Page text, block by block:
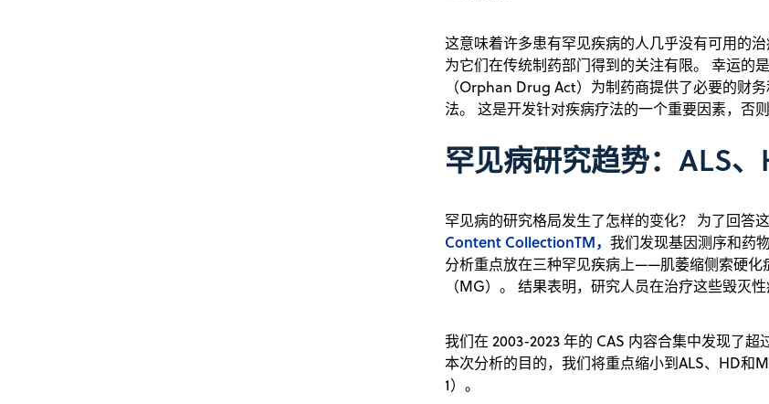
这意味着许多患有罕见疾病的人几乎没有可用的
为它们在传统制药部门得到的关注有限。 幸运的
（Orphan Drug Act）为制药商提供了必要的财
法。 这是开发针对疾病疗法的一个重要因素，否
罕见病研究趋势：ALS
罕见病的研究格局发生了怎样的变化？ 为了回答
Content CollectionTM，我们发现基因测序和药
分析重点放在三种罕见疾病上——肌萎缩侧索硬化
（MG）。 结果表明，研究人员在治疗这些毁灭
我们在 2003-2023 年的 CAS 内容合集中发现了
本次分析的目的，我们将重点缩小到ALS、HD和
1）。